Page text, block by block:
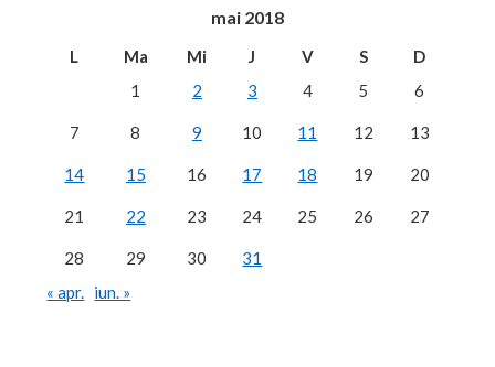
mai 2018
L Ma Mi J V S
D
1
2 3 4 5 6
7 8 9 10 11 12 13
14 15 16 17 18 19 20
21 22 23 24 25 26 27
28 29 30
31
« apr. iun. »